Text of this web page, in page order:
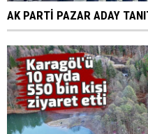
AK PARTİ PAZAR ADAY